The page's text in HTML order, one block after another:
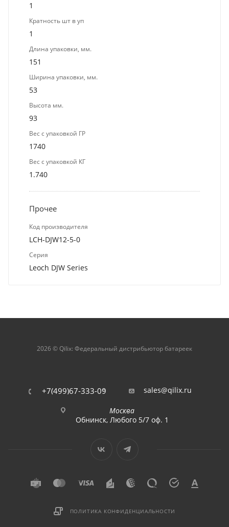
1
Кратность шт в уп
1
Длина упаковки, мм.
151
Ширина упаковки, мм.
53
Высота мм.
93
Вес с упаковкой ГР
1740
Вес с упаковкой КГ
1.740
Прочее
Код производителя
LCH-DJW12-5-0
Серия
Leoch DJW Series
2026 © Qilix: Федеральный дистрибьютор батареек
+7(499)67-333-09 sales@qilix.ru
Москва
Обнинск, Любого 5/7 оф. 1
ПОЛИТИКА КОНФИДЕНЦИАЛЬНОСТИ